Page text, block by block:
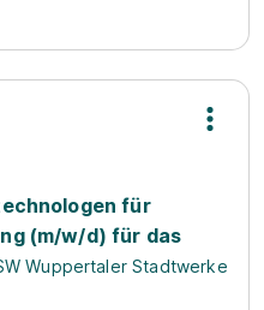
für
(m/w/d) für das
Wuppertaler Stadtwerke